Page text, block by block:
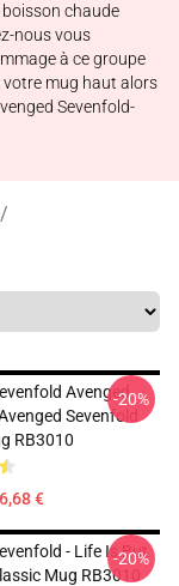
chaude
nous vous
à ce groupe
votre mug haut alors
Sevenfold-
/
Avenged
Sevenfold
RB3010
€
-20%
- Life Is But
Mug RB3010
-20%